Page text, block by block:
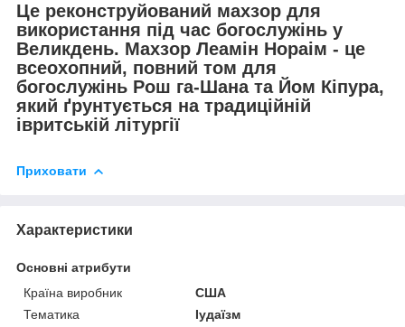
Це реконструйований махзор для
використання під час богослужінь у
Великдень. Махзор Леамін Нораім - це
всеохопний, повний том для
богослужінь Рош га-Шана та Йом Кіпура,
який ґрунтується на традиційній
івритській літургії
Приховати
Характеристики
Основні атрибути
Країна виробник
США
Тематика
Іудаїзм